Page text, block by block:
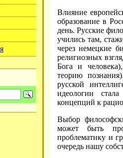
Влияние
образование в
день. Русские
учились там,
через немецкие
религиозных
Бога и
теорию
русской
идеологии
концепций к
Выбор
может быть
проблематику и
очередь нашу